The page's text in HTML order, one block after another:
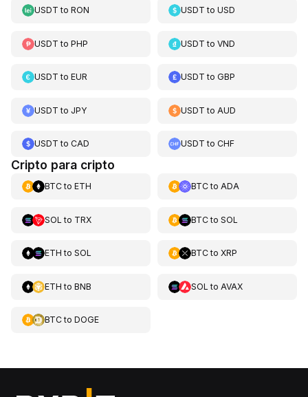
USDT to RON USDT toUSD
USDT to PHP USDT toVND
USDT to EUR USDT toGBP
USDT to JPY USDT to AUD
USDT to CAD USDT toCHF
Cripto para cripto
BTCto ETH BTCto ADA
SOL to TRX BTCto SOL
ETH to SOL BTCto XRP
ETH to BNB SOL to AVAX
BTCto DOGE